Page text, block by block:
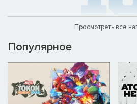
Просмотреть все
Популярное